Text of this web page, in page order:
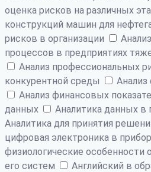
оценка рисков на различных
конструкций машин для
рисков в организации
процессов в предприятиях
Анализ профессиональных
конкурентной среды
Анализ
Анализ финансовых
данных
Аналитика данных в
Аналитика для принятия
цифровая электроника в
физиологические особенности
его систем
Английский в